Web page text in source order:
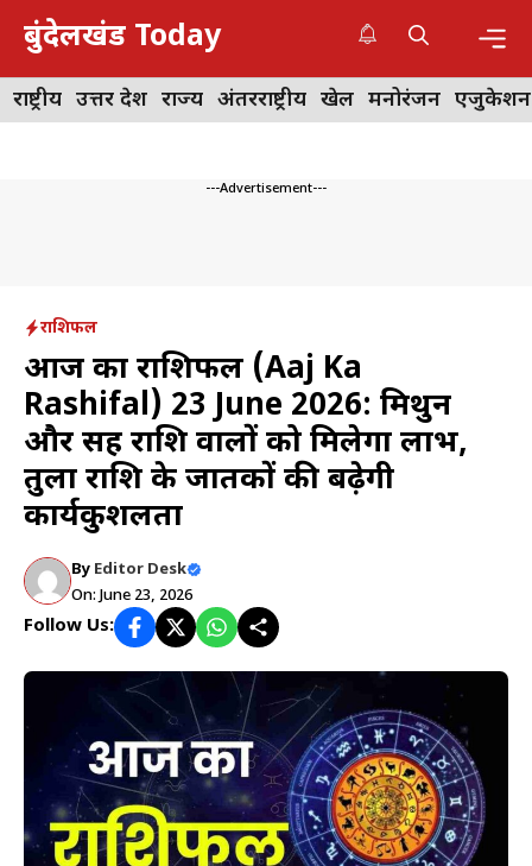
Skip
content
बुंदेलखंड Today
राष्ट्रीय उत्तर प्रदेश राज्य अंतरराष्ट्रीय खेल मनोरंजन एजुकेशन
---Advertisement---
राशिफल
आज का राशिफल (Aaj Ka
Rashifal) 23 June 2026: मिथुन
और सिंह राशि वालों को मिलेगा लाभ,
तुला राशि के जातकों की बढ़ेगी
कार्यकुशलता
By Editor Desk
On: June 23, 2026
Follow Us: